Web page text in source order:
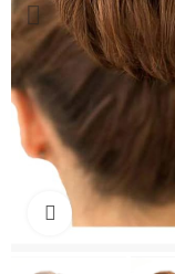
Cliquez pour